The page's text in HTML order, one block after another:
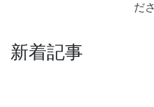
だ
新着記事